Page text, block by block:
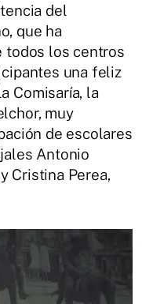
del
que ha
todos los centros
una feliz
Comisaría, la
muy
de escolares
Antonio
Cristina Perea,